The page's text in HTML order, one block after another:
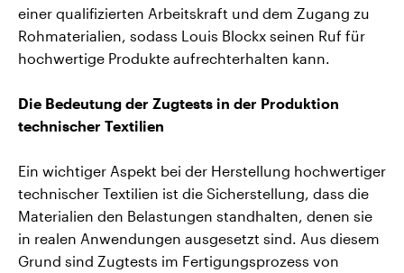
einer qualifizierten Arbeitskraft und dem Zugang zu
Rohmaterialien, sodass Louis Blockx seinen Ruf für
hochwertige Produkte aufrechterhalten kann.
Die Bedeutung der Zugtests in der Produktion
technischer Textilien
Ein wichtiger Aspekt bei der Herstellung hochwertiger
technischer Textilien ist die Sicherstellung, dass die
Materialien den Belastungen standhalten, denen sie
in realen Anwendungen ausgesetzt sind. Aus diesem
Grund sind Zugtests im Fertigungsprozess von